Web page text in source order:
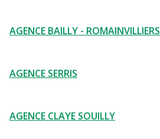
AGENCE BAILLY - ROMAINVILLIERS
AGENCE SERRIS
AGENCE CLAYE SOUILLY